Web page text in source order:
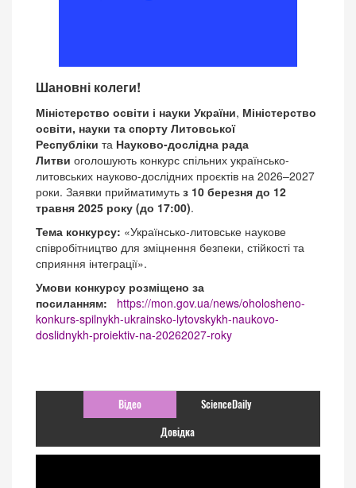
Шановні колеги!
Міністерство освіти і науки України, Міністерство
освіти, науки та спорту Литовської
Республіки та Науково-дослідна рада
Литви оголошують конкурс спільних українсько-
литовських науково-дослідних проєктів на 2026–2027
роки. Заявки прийматимуть з 10 березня до 12
травня 2025 року (до 17:00).
Тема конкурсу: «Українсько-литовське наукове
співробітництво для зміцнення безпеки, стійкості та
сприяння інтеграції».
Умови конкурсу розміщено за
посиланням:
https://mon.gov.ua/news/oholosheno-
konkurs-spilnykh-ukrainsko-lytovskykh-naukovo-
doslidnykh-proiektiv-na-20262027-roky
Відео ScienceDaily
Довідка